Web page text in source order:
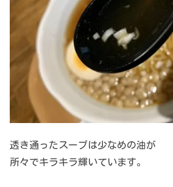
透き通ったスープは少なめの油が
所々でキラキラ輝いています。